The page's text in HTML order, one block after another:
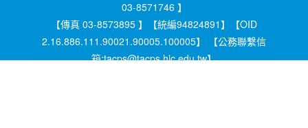
03-8571746 】
【傳真 03-8573895 】【統編94824891】【OID
2.16.886.111.90021.90005.100005】 【公務聯繫信
箱:tacps@tacps.hlc.edu.tw】